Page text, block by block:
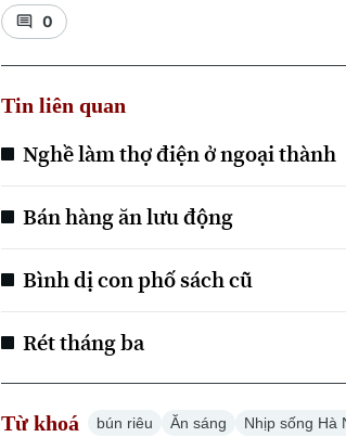
0
Tin liên quan
Nghề làm thợ điện ở ngoại thành
Bán hàng ăn lưu động
Bình dị con phố sách cũ
Rét tháng ba
Từ khoá bún riêu Ăn sáng Nhịp sống Hà